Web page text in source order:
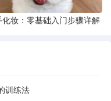
化妆：零基础入门步骤详解
训练法